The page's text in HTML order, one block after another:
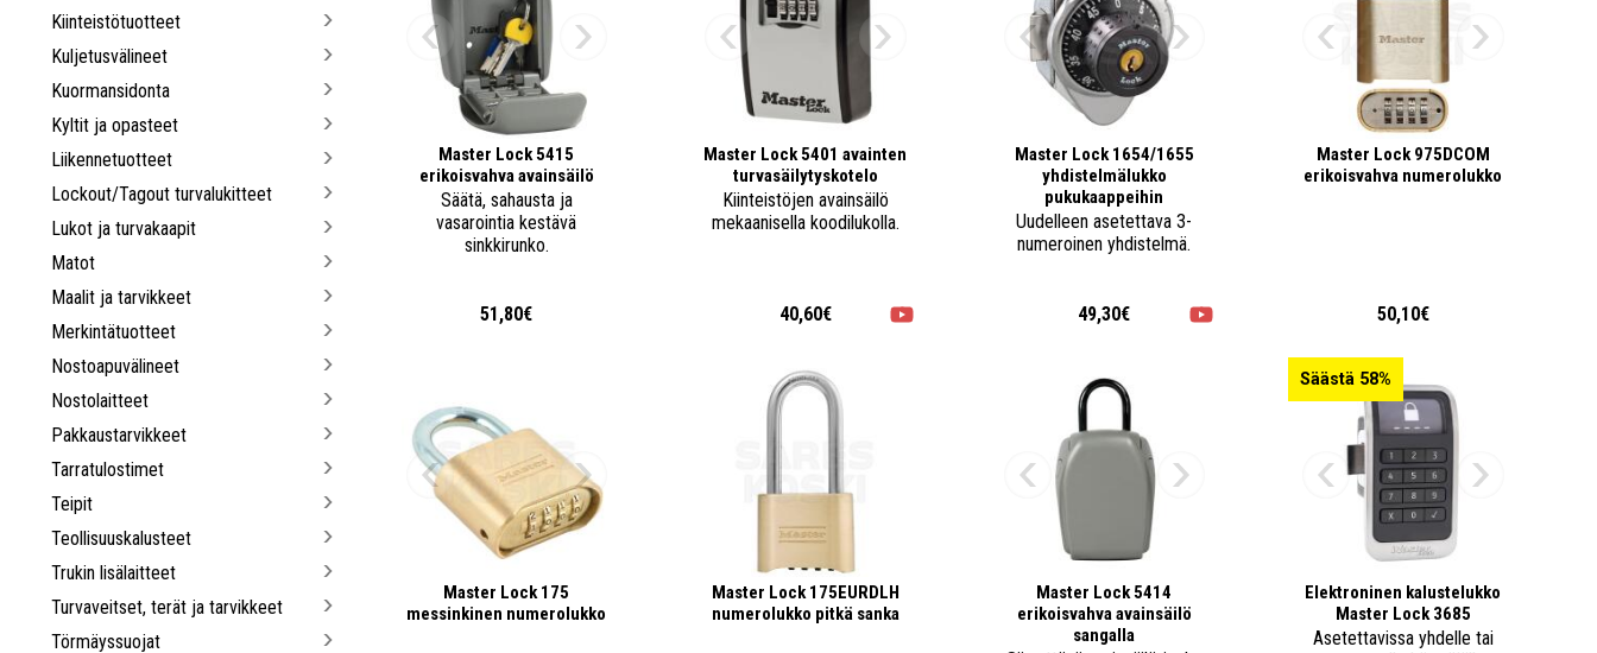
Kiinteistötuotteet
Kuljetusvälineet
Kuormansidonta
Kyltit ja opasteet
Liikennetuotteet
Lockout/Tagout turvalukitteet
Lukot ja turvakaapit
Matot
Maalit ja tarvikkeet
Merkintätuotteet
Nostoapuvälineet
Nostolaitteet
Pakkaustarvikkeet
Tarratulostimet
Teipit
Teollisuuskalusteet
Trukin lisälaitteet
Turvaveitset, terät ja tarvikkeet
Törmäyssuojat
Master Lock 5415
erikoisvahva avainsäilö
Säätä, sahausta ja
vasarointia kestävä
sinkkirunko.
51,80€
Master Lock 5401 avainten
turvasäilytyskotelo
Kiinteistöjen avainsäilö
mekaanisella koodilukolla.
40,60€
Master Lock 1654/1655
yhdistelmälukko
pukukaappeihin
Uudelleen asetettava 3-
numeroinen yhdistelmä.
49,30€
Master Lock 975DCOM
erikoisvahva numerolukko
50,10€
Master Lock 175
messinkinen numerolukko
Master Lock 175EURDLH
numerolukko pitkä sanka
Master Lock 5414
erikoisvahva avainsäilö
sangalla
Säästä 58%
Elektroninen kalustelukko
Master Lock 3685
Asetettavissa yhdelle tai